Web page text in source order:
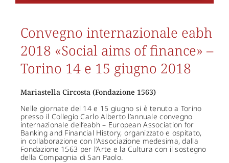
Convegno internazionale eabh
2018 «Social aims of finance» –
Torino 14 e 15 giugno 2018
Mariastella Circosta (Fondazione 1563)
Nelle giornate del 14 e 15 giugno si è tenuto a Torino
presso il Collegio Carlo Alberto l’annuale convegno
internazionale dell’eabh – European Association for
Banking and Financial History, organizzato e ospitato,
in collaborazione con l’Associazione medesima, dalla
Fondazione 1563 per l’Arte e la Cultura con il sostegno
della Compagnia di San Paolo.